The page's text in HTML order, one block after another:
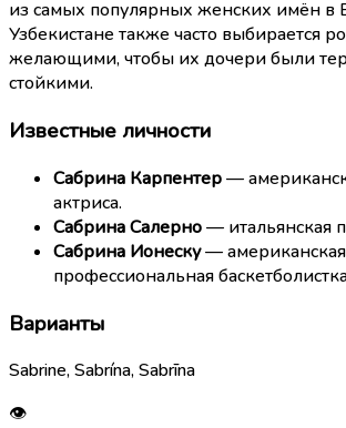
из самых популярных женских имён
Узбекистане также часто выбирается
желающими, чтобы их дочери были
стойкими.
Известные личности
Сабрина Карпентер—
актриса.
Сабрина Салерно— итальянская
Сабрина Ионеску— американская
профессиональная
Варианты
Sabrine, Sabrína, Sabrīna
👁